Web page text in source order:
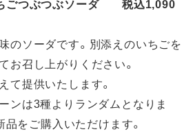
ごつぶつぶソーダ 税込1,090
のソーダです。別添えのいちごを
お召し上がりください。
て提供いたします。
ンは3種よりランダムとなりま
品をご購入いただけます。